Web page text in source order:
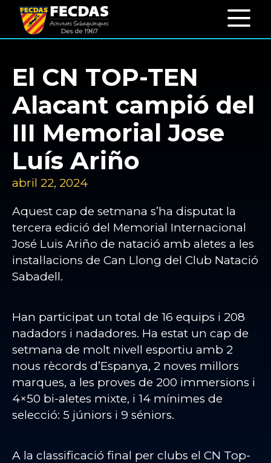
El CN TOP-TEN
Alacant campió del
III Memorial Jose
Luís Ariño
abril 22, 2024
Aquest cap de setmana s’ha disputat la
tercera edició del Memorial Internacional
José Luis Ariño de natació amb aletes a les
instal·lacions de Can Llong del Club Natació
Sabadell.
Han participat un total de 16 equips i 208
nadadors i nadadores. Ha estat un cap de
setmana de molt nivell esportiu amb 2
nous rècords d’Espanya, 2 noves millors
marques, a les proves de 200 immersions i
4×50 bi-aletes mixte, i 14 mínimes de
selecció: 5 júniors i 9 séniors.
A la classificació final per clubs el CN Top-